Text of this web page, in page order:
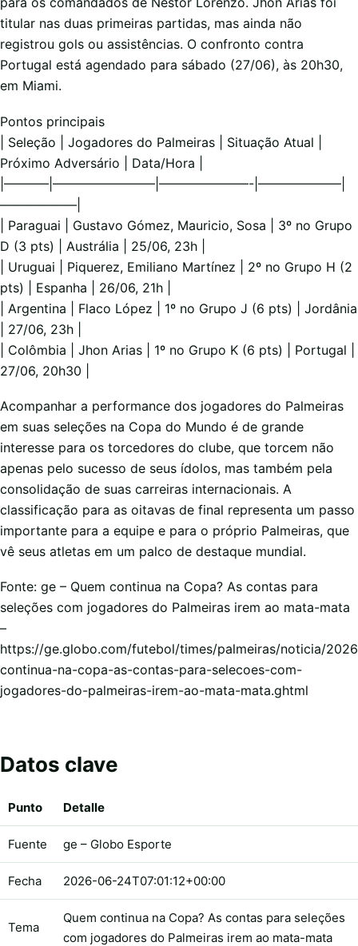
titular nas duas primeiras partidas, mas ainda não
registrou gols ou assistências. O confronto contra
Portugal está agendado para sábado (27/06), às 20h30,
em Miami.
Pontos principais
| Seleção | Jogadores do Palmeiras | Situação Atual |
Próximo Adversário | Data/Hora |
|———–|————————|———————-|——————–|
——————|
| Paraguai | Gustavo Gómez, Mauricio, Sosa | 3º no Grupo
D (3 pts) | Austrália | 25/06, 23h |
| Uruguai | Piquerez, Emiliano Martínez | 2º no Grupo H (2
pts) | Espanha | 26/06, 21h |
| Argentina | Flaco López | 1º no Grupo J (6 pts) | Jordânia
| 27/06, 23h |
| Colômbia | Jhon Arias | 1º no Grupo K (6 pts) | Portugal |
27/06, 20h30 |
Acompanhar a performance dos jogadores do Palmeiras
em suas seleções na Copa do Mundo é de grande
interesse para os torcedores do clube, que torcem não
apenas pelo sucesso de seus ídolos, mas também pela
consolidação de suas carreiras internacionais. A
classificação para as oitavas de final representa um passo
importante para a equipe e para o próprio Palmeiras, que
vê seus atletas em um palco de destaque mundial.
Fonte: ge – Quem continua na Copa? As contas para
seleções com jogadores do Palmeiras irem ao mata-mata
–
https://ge.globo.com/futebol/times/palmeiras/noticia/
continua-na-copa-as-contas-para-selecoes-com-
jogadores-do-palmeiras-irem-ao-mata-mata.ghtml
Datos clave
Punto Detalle
Fuente ge – Globo Esporte
Fecha 2026-06-24T07:01:12+00:00
Tema
Quem continua na Copa? As contas para seleções
com jogadores do Palmeiras irem ao mata-mata